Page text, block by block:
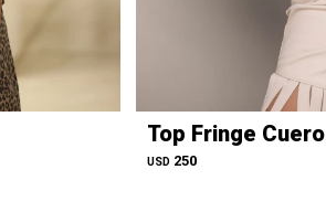
Top Fringe Cuero
USD 250